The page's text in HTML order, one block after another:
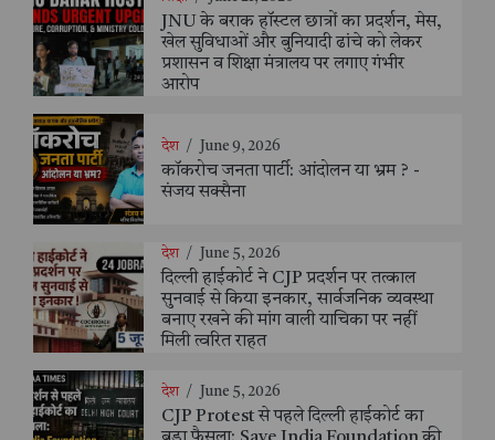
JNU के बराक हॉस्टल छात्रों का प्रदर्शन, मेस,
खेल सुविधाओं और बुनियादी ढांचे को लेकर
प्रशासन व शिक्षा मंत्रालय पर लगाए गंभीर
आरोप
देश / June 9, 2026
कॉकरोच जनता पार्टी: आंदोलन या भ्रम ? -
संजय सक्सैना
देश / June 5, 2026
दिल्ली हाईकोर्ट ने CJP प्रदर्शन पर तत्काल
सुनवाई से किया इनकार, सार्वजनिक व्यवस्था
बनाए रखने की मांग वाली याचिका पर नहीं
मिली त्वरित राहत
देश / June 5, 2026
CJP Protest से पहले दिल्ली हाईकोर्ट का